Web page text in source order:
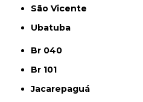
São Vicente
Ubatuba
Br 040
Br 101
Jacarepaguá